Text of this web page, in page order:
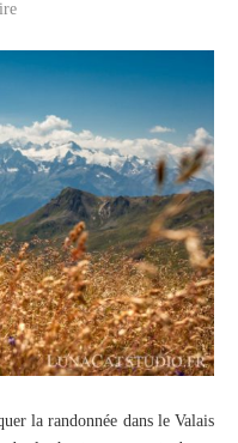
la randonnée dans le Valais